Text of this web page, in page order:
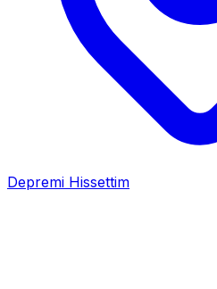
Depremi Hissettim